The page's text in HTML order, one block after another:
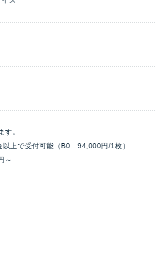
す。
上で受付可能（B0 94,000円/1枚）
～